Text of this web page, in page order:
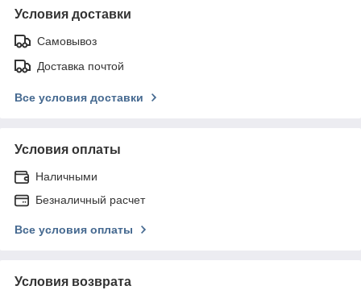
Условия доставки
Самовывоз
Доставка почтой
Все условия доставки
Условия оплаты
Наличными
Безналичный расчет
Все условия оплаты
Условия возврата